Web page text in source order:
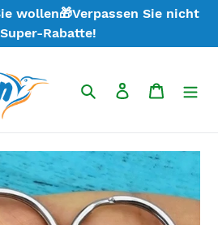
wollen🎁Verpassen Sie nicht
Rabatte!
SuchenEinloggen